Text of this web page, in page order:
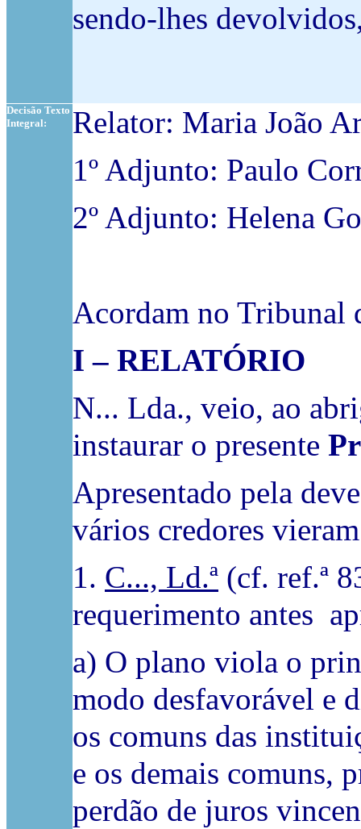
sendo-lhes
Decisão Texto
Integral:
Relator: Maria João
1º Adjunto: Paulo
2º Adjunto: Helena
Acordam no Tribunal
I – RELATÓRIO
N... Lda., veio, ao
instaurar o presente
Apresentado pela
vários credores
1. C..., Ld.ª (cf. ref.ª
requerimento antes
a) O plano viola o
modo desfavorável e
os comuns das
e os demais comuns,
perdão de juros